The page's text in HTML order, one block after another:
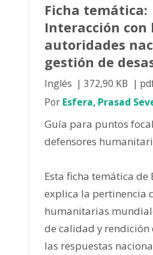
Ficha temática:
Interacción con
autoridades
gestión de
Inglés 372,90 KB
Por Esfera, Prasad
Guía para puntos
defensores
Esta ficha temática de
explica la pertinencia
humanitarias
de calidad y rendición
las respuestas